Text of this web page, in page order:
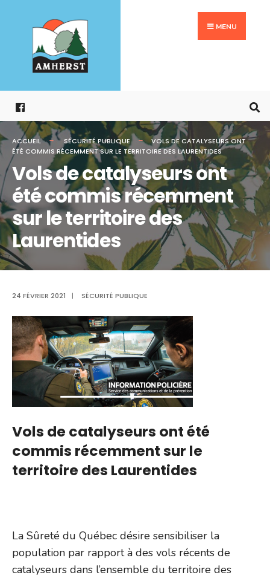
contenu
MENU
ACCUEIL SÉCURITÉ PUBLIQUE
VOLS DE CATALYSEURS ONT
ÉTÉ COMMIS RÉCEMMENT SUR LE TERRITOIRE DES LAURENTIDES
Vols de catalyseurs ont
été commis récemment
sur le territoire des
Laurentides
24 FÉVRIER 2021 | SÉCURITÉ PUBLIQUE
Vols de catalyseurs ont été
commis récemment sur le
territoire des Laurentides
La Sûreté du Québec désire sensibiliser la
population par rapport à des vols récents de
catalyseurs dans l’ensemble du territoire des
for: